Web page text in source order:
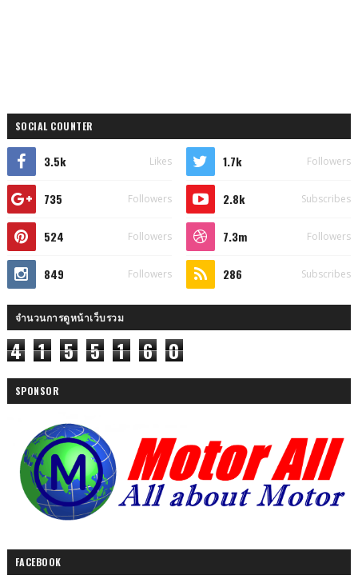
SOCIAL COUNTER
3.5k Likes 1.7k Followers
735 Followers 2.8k Subscribes
524 Followers 7.3m Followers
849 Followers 286 Subscribes
จำนวนการดูหน้าเว็บรวม
4 1 5 5 1 6 0
SPONSOR
FACEBOOK